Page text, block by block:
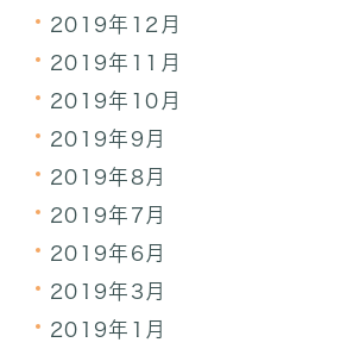
2019年12月
2019年11月
2019年10月
2019年9月
2019年8月
2019年7月
2019年6月
2019年3月
2019年1月